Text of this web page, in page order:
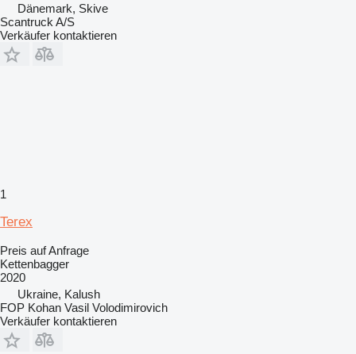
Dänemark, Skive
Scantruck A/S
Verkäufer kontaktieren
1
Terex
Preis auf Anfrage
Kettenbagger
2020
Ukraine, Kalush
FOP Kohan Vasil Volodimirovich
Verkäufer kontaktieren